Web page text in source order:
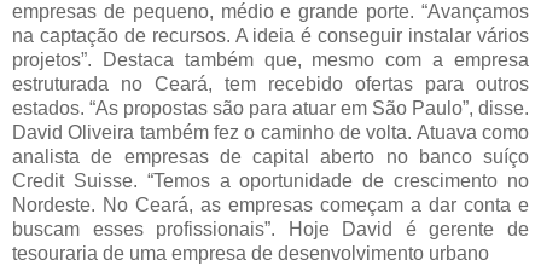
empresas de pequeno, médio e grande porte. “Avançamos
na captação de recursos. A ideia é conseguir instalar vários
projetos”. Destaca também que, mesmo com a empresa
estruturada no Ceará, tem recebido ofertas para outros
estados. “As propostas são para atuar em São Paulo”, disse.
David Oliveira também fez o caminho de volta. Atuava como
analista de empresas de capital aberto no banco suíço
Credit Suisse. “Temos a oportunidade de crescimento no
Nordeste. No Ceará, as empresas começam a dar conta e
buscam esses profissionais”. Hoje David é gerente de
tesouraria de uma empresa de desenvolvimento urbano